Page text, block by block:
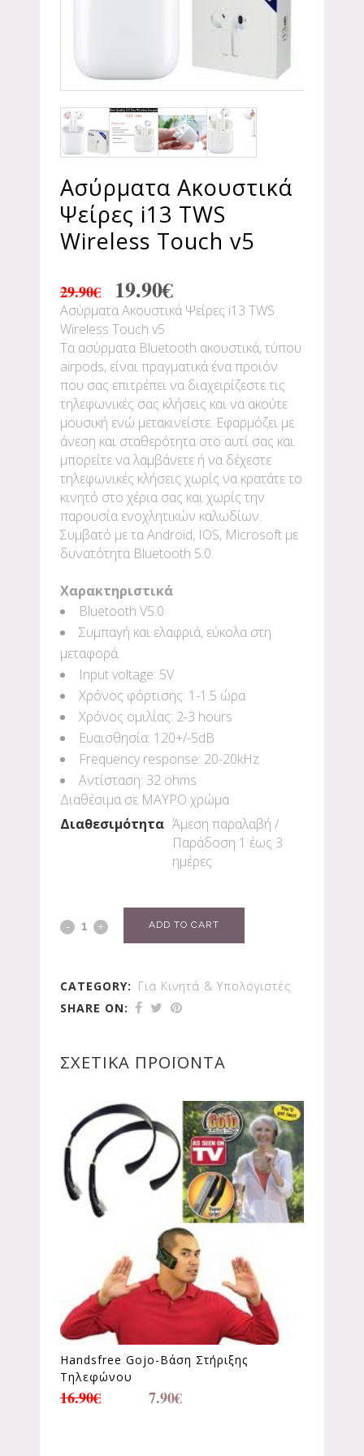
Ασύρματα Ακουστικά
Ψείρες i13 TWS
Wireless Touch v5
29.90€ 19.90€
Ασύρματα Ακουστικά Ψείρες i13 TWS
Wireless Touch v5
Τα ασύρματα Bluetooth ακουστικά, τύπου
airpods, είναι πραγματικά ένα προϊόν
που σας επιτρέπει να διαχειρίζεστε τις
τηλεφωνικές σας κλήσεις και να ακούτε
μουσική ενώ μετακινείστε. Εφαρμόζει με
άνεση και σταθερότητα στο αυτί σας και
μπορείτε να λαμβάνετε ή να δέχεστε
τηλεφωνικές κλήσεις χωρίς να κρατάτε το
κινητό στο χέρια σας και χωρίς την
παρουσία ενοχλητικών καλωδίων.
Συμβατό με τα Android, IOS, Microsoft με
δυνατότητα Bluetooth 5.0.
Χαρακτηριστικά
Bluetooth V5.0
Συμπαγή και ελαφριά, εύκολα στη
μεταφορά.
Input voltage: 5V
Χρόνος φόρτισης: 1-1.5 ώρα
Χρόνος ομιλίας: 2-3 hours
Ευαισθησία: 120+/-5dB
Frequency response: 20-20kHz
Αντίσταση: 32 ohms
Διαθέσιμα σε ΜΑΥΡΟ χρώμα
Διαθεσιμότητα Άμεση παραλαβή /
Παράδoση 1 έως 3
ημέρες
ADD TO CART
CATEGORY: Για Κινητά & Υπολογιστές
SHARE ON:
ΣΧΕΤΙΚΆ ΠΡΟΪΌΝΤΑ
Handsfree Gojo-Βάση Στήριξης
Τηλεφώνου
16.90€ 7.90€